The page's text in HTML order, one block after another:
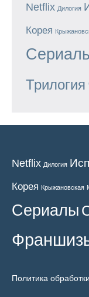
Netflix Дилогия
Корея
Трилогия
Netflix Дилогия
Корея Крыжановская
Сериалы
Политика